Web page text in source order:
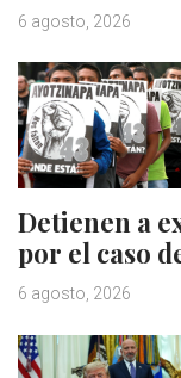
6 agosto, 2026
Detienen a
por el caso
6 agosto, 2026